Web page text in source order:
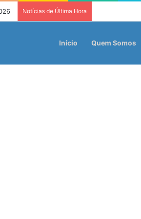
Notícias de Última Hora
Início Quem Somos